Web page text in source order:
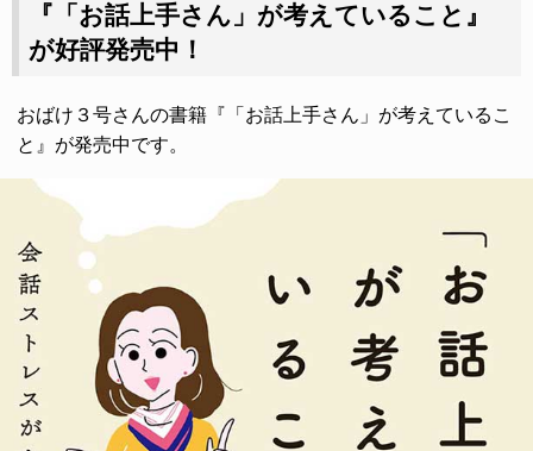
『「お話上手さん」が考えていること』
が好評発売中！
おばけ３号さんの書籍『「お話上手さん」が考えているこ
と』が発売中です。